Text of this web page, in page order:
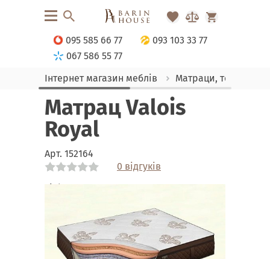
095 585 66 77
093 103 33 77
067 586 55 77
Інтернет магазин меблів
Матраци, текстиль
Матрац Valois
Royal
Арт. 152164
0 відгуків
Link
Link
Link